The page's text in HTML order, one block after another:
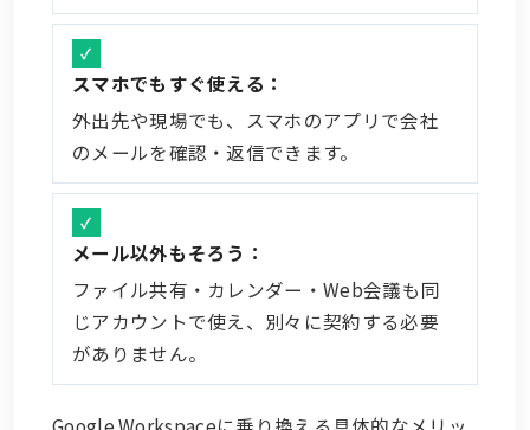
スマホでもすぐ使える：
外出先や現場でも、スマホのアプリで会社
のメールを確認・返信できます。
メール以外もそろう：
ファイル共有・カレンダー・Web会議も同
じアカウントで使え、別々に契約する必要
がありません。